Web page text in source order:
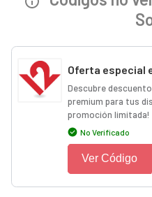
Oferta especial
Descubre
premium para tus
promoción limitada!
No Verificado
Ver Código